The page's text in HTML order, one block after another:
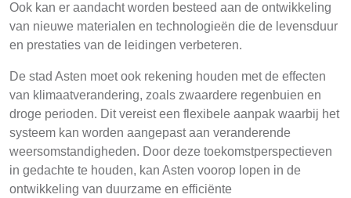
Ook kan er aandacht worden besteed aan de ontwikkeling
van nieuwe materialen en technologieën die de levensduur
en prestaties van de leidingen verbeteren.
De stad Asten moet ook rekening houden met de effecten
van klimaatverandering, zoals zwaardere regenbuien en
droge perioden. Dit vereist een flexibele aanpak waarbij het
systeem kan worden aangepast aan veranderende
weersomstandigheden. Door deze toekomstperspectieven
in gedachte te houden, kan Asten voorop lopen in de
ontwikkeling van duurzame en efficiënte